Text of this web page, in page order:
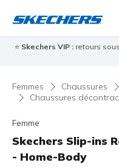
⭐ Skechers VIP : retours
Femmes Chaussures
Chaussures
Femme
Skechers Slip-ins
- Home-Body